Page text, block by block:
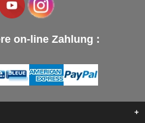
on-line Zahlung :
+